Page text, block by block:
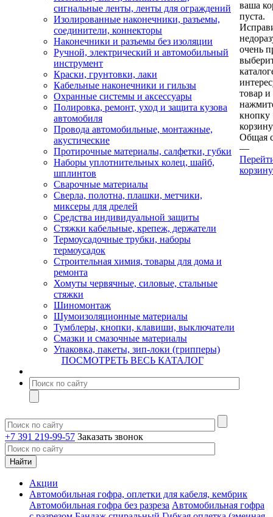
сигнальные ленты, ленты для ограждений
Изолированные наконечники, разъемы,
соединители, коннекторы
Наконечники и разъемы без изоляции
Ручной, электрический и автомобильный
инструмент
Краски, грунтовки, лаки
Кабельные наконечники и гильзы
Охранные системы и аксессуары
Полировка, ремонт, уход и защита кузова
автомобиля
Провода автомобильные, монтажные,
акустические
Протирочные материалы, салфетки, губки
Наборы уплотнительных колец, шайб,
шплинтов
Сварочные материалы
Сверла, полотна, плашки, метчики,
миксеры для дрелей
Средства индивидуальной защиты
Стяжки кабельные, крепеж, держатели
Термоусадочные трубки, наборы
термоусадок
Строительная химия, товары для дома и
ремонта
Хомуты червячные, силовые, стальные
стяжки
Шиномонтаж
Шумоизоляционные материалы
Тумблеры, кнопки, клавиши, выключатели
Смазки и смазочные материалы
Упаковка, пакеты, зип-локи (грипперы)
ПОСМОТРЕТЬ ВЕСЬ КАТАЛОГ
+7 391 219-99-57 Заказать звонок
ваша
пуста.
очень
товар и
кнопку
Общая
—
корзину
Акции
Автомобильная гофра, оплетки для кабеля, кембрик
Автомобильная гофра без разреза Автомобильная гофра